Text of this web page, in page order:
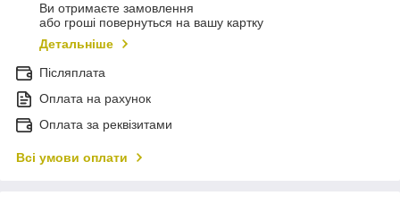
Ви отримаєте замовлення
або гроші повернуться на вашу картку
Детальніше
Післяплата
Оплата на рахунок
Оплата за реквізитами
Всі умови оплати